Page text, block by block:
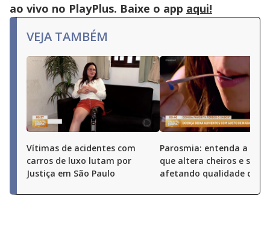
ao vivo no PlayPlus. Baixe o app aqui!
VEJA TAMBÉM
Vítimas de acidentes com
carros de luxo lutam por
Justiça em São Paulo
Parosmia: entenda a
que altera cheiros e
afetando qualidade de